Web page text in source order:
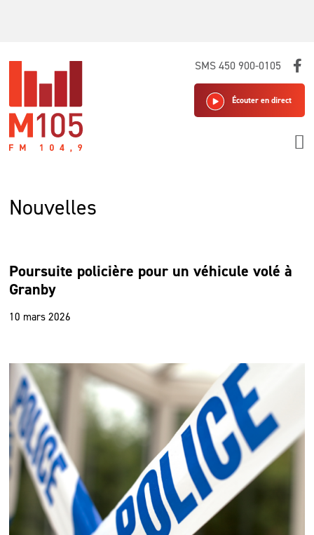
SMS 450 900-0105
Écouter en direct
Nouvelles
Poursuite policière pour un véhicule volé à
Granby
10 mars 2026